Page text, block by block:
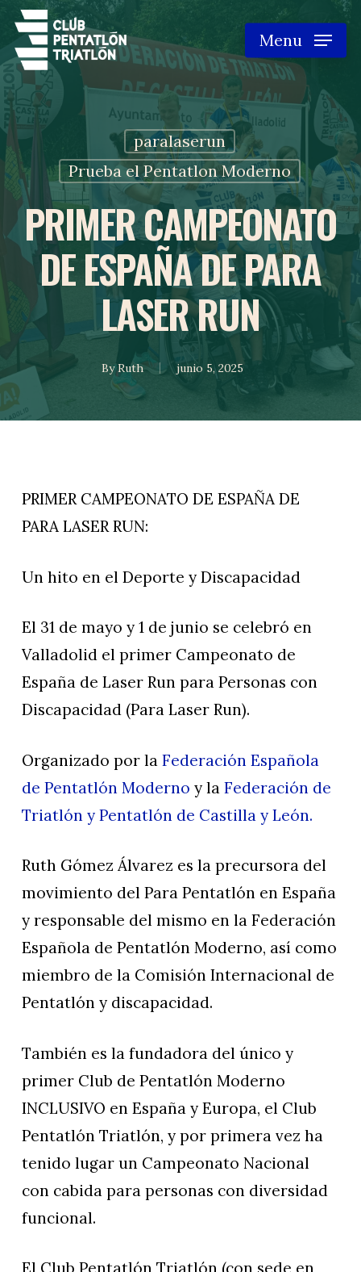
Skip
main
content
Menu
paralaserun
Prueba el Pentatlon Moderno
PRIMER CAMPEONATO
DE ESPAÑA DE PARA
LASER RUN
By Ruth junio 5, 2025
PRIMER CAMPEONATO DE ESPAÑA DE
PARA LASER RUN:
Un hito en el Deporte y Discapacidad
El 31 de mayo y 1 de junio se celebró en
Valladolid el primer Campeonato de
España de Laser Run para Personas con
Discapacidad (Para Laser Run).
Organizado por la Federación Española
de Pentatlón Moderno y la Federación de
Triatlón y Pentatlón de Castilla y León.
Ruth Gómez Álvarez es la precursora del
movimiento del Para Pentatlón en España
y responsable del mismo en la Federación
Española de Pentatlón Moderno, así como
miembro de la Comisión Internacional de
Pentatlón y discapacidad.
También es la fundadora del único y
primer Club de Pentatlón Moderno
INCLUSIVO en España y Europa, el Club
Pentatlón Triatlón, y por primera vez ha
tenido lugar un Campeonato Nacional
con cabida para personas con diversidad
funcional.
El Club Pentatlón Triatlón (con sede en